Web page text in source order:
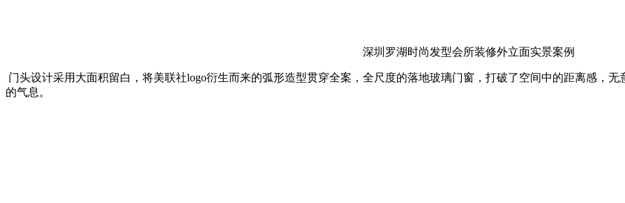
深圳罗湖时尚发型会所装修外立面实景案例
门头设计采用大面积留白，将美联社logo衍生而来的弧形造型贯穿全案，全尺度的落地玻璃门窗，打破了空间中的距离感，
的气息。